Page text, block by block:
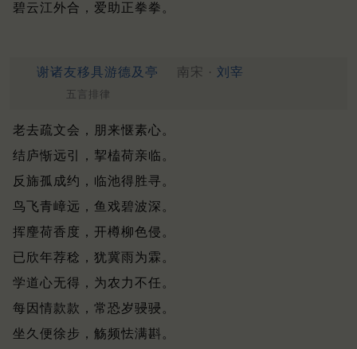
碧云江外合，爱助正拳拳。
谢诸友移具游德及亭 南宋 · 刘宰
五言排律
老去疏文会，朋来惬素心。
结庐惭远引，挈榼荷亲临。
反旆孤成约，临池得胜寻。
鸟飞青嶂远，鱼戏碧波深。
挥麈荷香度，开樽柳色侵。
已欣年荐稔，犹冀雨为霖。
学道心无得，为农力不任。
每因情款款，常恐岁骎骎。
坐久便徐步，觞频怯满斟。